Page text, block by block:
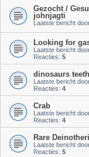
Gezocht /
johnjagti
Laatste bericht
Looking for
Laatste bericht
Reacties: 5
dinosaurs
Laatste bericht
Reacties: 4
Crab
Laatste bericht
Reacties: 4
Rare
Laatste bericht
Reacties: 5